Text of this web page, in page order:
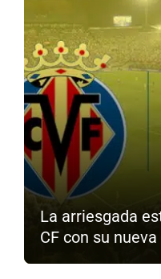
La arriesgada
CF con su